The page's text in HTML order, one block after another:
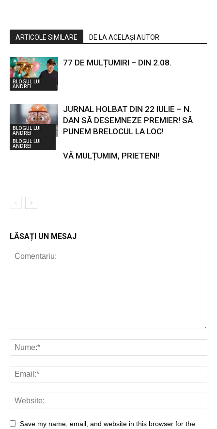
ARTICOLE SIMILARE DE LA ACELAȘI AUTOR
BLOGUL LUI
ANDREI
77 DE MULȚUMIRI – DIN 2.08.
BLOGUL LUI
ANDREI
JURNAL HOLBAT DIN 22 IULIE – N.
DAN SĂ DESEMNEZE PREMIER! SĂ
PUNEM BRELOCUL LA LOC!
BLOGUL LUI
ANDREI
VĂ MULȚUMIM, PRIETENI!
LĂSAȚI UN MESAJ
Save my name, email, and website in this browser for the